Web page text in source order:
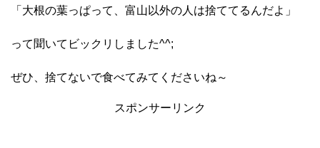
「大根の葉っぱって、富山以外の人は捨ててるんだよ」
って聞いてビックリしました^^;
ぜひ、捨てないで食べてみてくださいね～
スポンサーリンク